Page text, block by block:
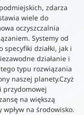
zdarza
wiele do
oczyszczalnia
Systemy od
specyfiki działki, jak i
działanie i
typu rozwiązania
naszej planety.Czyż
przydomowej
na większą
na środowisko.